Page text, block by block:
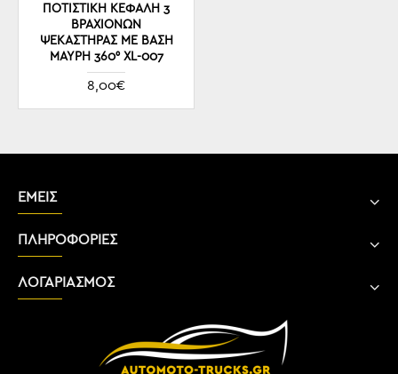
ΠΟΤΙΣΤΙΚΉ ΚΕΦΑΛΉ 3
ΒΡΑΧΙΌΝΩΝ
ΨΕΚΑΣΤΉΡΑΣ ΜΕ ΒΆΣΗ
ΜΑΎΡΗ 360° XL-007
8,00€
ΕΜΕΙΣ
ΠΛΗΡΟΦΟΡΙΕΣ
ΛΟΓΑΡΙΑΣΜΟΣ